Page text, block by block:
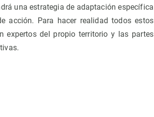
una estrategia de adaptación específica
acción. Para hacer realidad todos estos
expertos del propio territorio y las partes